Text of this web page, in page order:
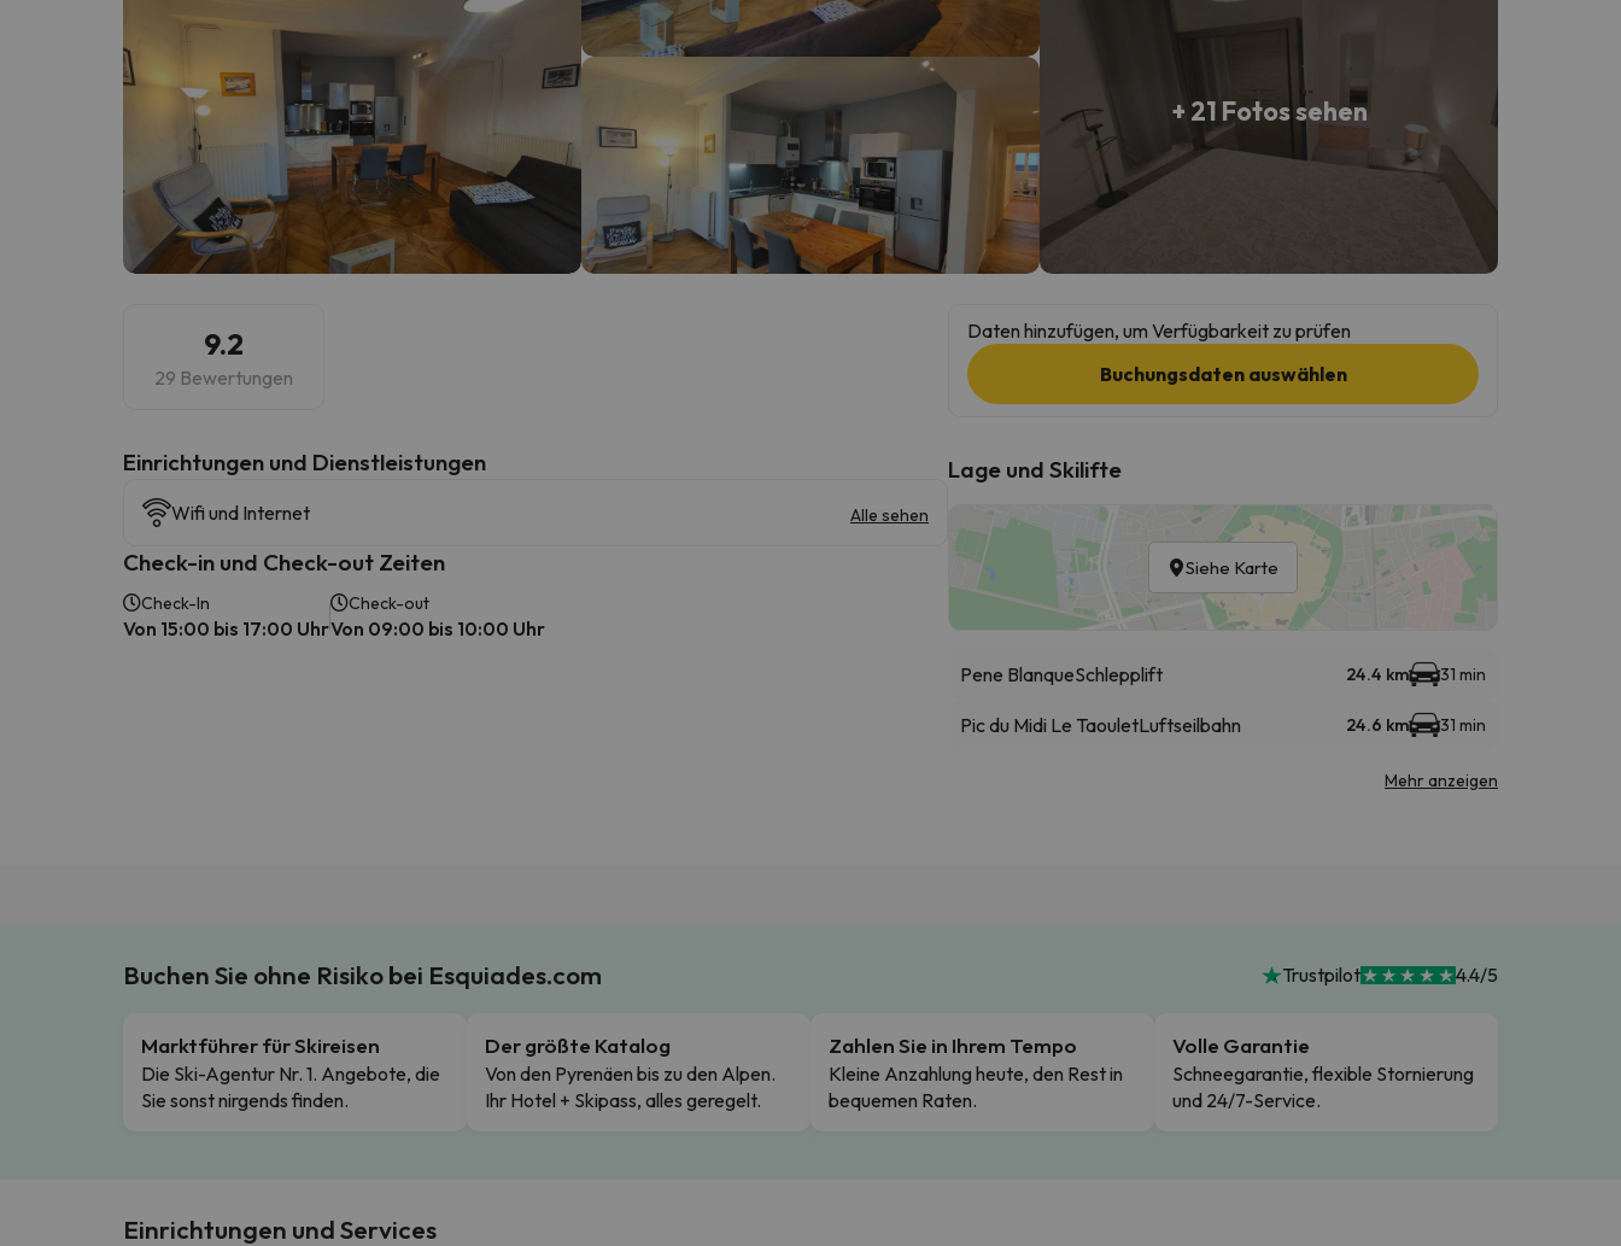
Es sieht so aus, als hätte sich unser Sucher verirrt. Sobald er seinen Kompass gefunden hat, wird er zurück sein.
+ 21 Fotos sehen
9.2
29 Bewertungen
​Einrichtungen und Dienstleistungen
Wifi und Internet Alle sehen
Check-in und Check-out Zeiten
Check-In
Von 15:00 bis 17:00 Uhr
Check-out
Von 09:00 bis 10:00 Uhr
Daten hinzufügen, um Verfügbarkeit zu prüfen
Buchungsdaten auswählen
Lage und Skilifte
Siehe Karte
Pene BlanqueSchlepplift 24.4 km 31 min
Pic du Midi Le TaouletLuftseilbahn 24.6 km 31 min
Mehr anzeigen
Buchen Sie ohne Risiko bei Esquiades.com Trustpilot 4.4/5
Marktführer für Skireisen
Die Ski-Agentur Nr. 1. Angebote, die
Sie sonst nirgends finden.
Der größte Katalog
Von den Pyrenäen bis zu den Alpen.
Ihr Hotel + Skipass, alles geregelt.
Zahlen Sie in Ihrem Tempo
Kleine Anzahlung heute, den Rest in
bequemen Raten.
Volle Garantie
Schneegarantie, flexible Stornierung
und 24/7-Service.
Einrichtungen und Services